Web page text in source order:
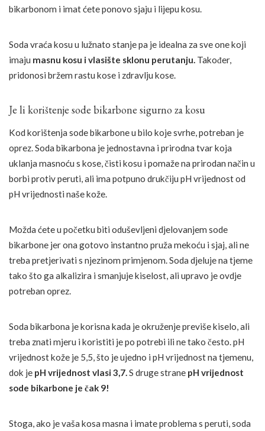
bikarbonom i imat ćete ponovo sjaju i lijepu kosu.
Soda vraća kosu u lužnato stanje pa je idealna za sve one koji
imaju masnu kosu i vlasište sklonu perutanju. Također,
pridonosi bržem rastu kose i zdravlju kose.
Je li korištenje sode bikarbone sigurno za kosu
Kod korištenja sode bikarbone u bilo koje svrhe, potreban je
oprez. Soda bikarbona je jednostavna i prirodna tvar koja
uklanja masnoću s kose, čisti kosu i pomaže na prirodan način u
borbi protiv peruti, ali ima potpuno drukčiju pH vrijednost od
pH vrijednosti naše kože.
Možda ćete u početku biti oduševljeni djelovanjem sode
bikarbone jer ona gotovo instantno pruža mekoću i sjaj, ali ne
treba pretjerivati s njezinom primjenom. Soda djeluje na tjeme
tako što ga alkalizira i smanjuje kiselost, ali upravo je ovdje
potreban oprez.
Soda bikarbona je korisna kada je okruženje previše kiselo, ali
treba znati mjeru i koristiti je po potrebi ili ne tako često. pH
vrijednost kože je 5,5, što je ujedno i pH vrijednost na tjemenu,
dok je pH vrijednost vlasi 3,7.S druge strane pH vrijednost
sode bikarbone je čak 9!
Stoga, ako je vaša kosa masna i imate problema s peruti, soda